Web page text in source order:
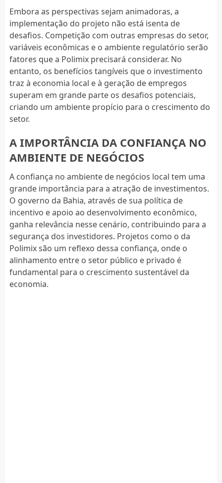
Embora as perspectivas sejam animadoras, a
implementação do projeto não está isenta de
desafios. Competição com outras empresas do setor,
variáveis econômicas e o ambiente regulatório serão
fatores que a Polimix precisará considerar. No
entanto, os benefícios tangíveis que o investimento
traz à economia local e à geração de empregos
superam em grande parte os desafios potenciais,
criando um ambiente propício para o crescimento do
setor.
A IMPORTÂNCIA DA CONFIANÇA NO
AMBIENTE DE NEGÓCIOS
A confiança no ambiente de negócios local tem uma
grande importância para a atração de investimentos.
O governo da Bahia, através de sua política de
incentivo e apoio ao desenvolvimento econômico,
ganha relevância nesse cenário, contribuindo para a
segurança dos investidores. Projetos como o da
Polimix são um reflexo dessa confiança, onde o
alinhamento entre o setor público e privado é
fundamental para o crescimento sustentável da
economia.